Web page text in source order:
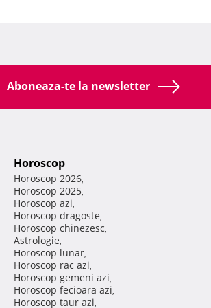
Aboneaza-te la newsletter
Horoscop
Horoscop 2026,
Horoscop 2025,
Horoscop azi,
Horoscop dragoste,
Horoscop chinezesc,
Astrologie,
Horoscop lunar,
Horoscop rac azi,
Horoscop gemeni azi,
Horoscop fecioara azi,
Horoscop taur azi,